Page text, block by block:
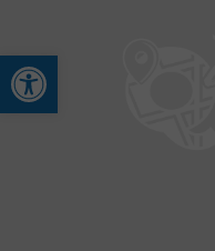
Abrir barra